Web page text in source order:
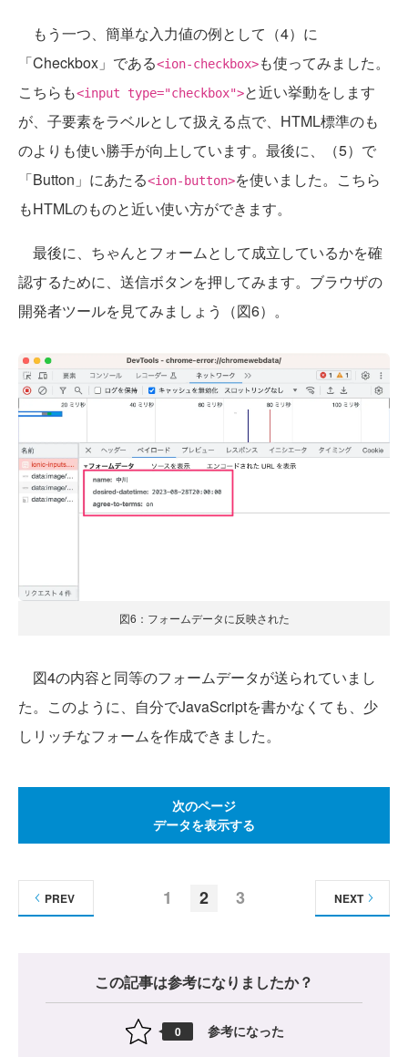
もう一つ、簡単な入力値の例として（4）に
「Checkbox」である<ion-checkbox>も使ってみました。
こちらも<input type="checkbox">と近い挙動をします
が、子要素をラベルとして扱える点で、HTML標準のも
のよりも使い勝手が向上しています。最後に、（5）で
「Button」にあたる<ion-button>を使いました。こちら
もHTMLのものと近い使い方ができます。
最後に、ちゃんとフォームとして成立しているかを確
認するために、送信ボタンを押してみます。ブラウザの
開発者ツールを見てみましょう（図6）。
図6：フォームデータに反映された
図4の内容と同等のフォームデータが送られていまし
た。このように、自分でJavaScriptを書かなくても、少
しリッチなフォームを作成できました。
次のページ
データを表示する
1 2 3
PREV NEXT
この記事は参考になりましたか？
0 参考になった